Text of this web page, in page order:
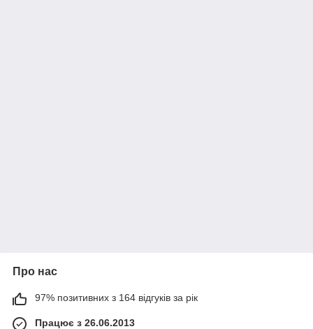
Про нас
97% позитивних з 164 відгуків за рік
Працює з 26.06.2013